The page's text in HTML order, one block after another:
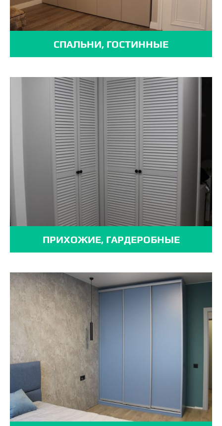
СПАЛЬНИ, ГОСТИННЫЕ
ПРИХОЖИЕ, ГАРДЕРОБНЫЕ